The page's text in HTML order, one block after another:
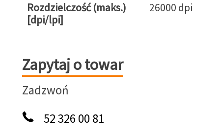
Rozdzielczość (maks.)
[dpi/lpi]
26000 dpi
Zapytaj o towar
Zapytaj o towar
Zadzwoń
52 326 00 81